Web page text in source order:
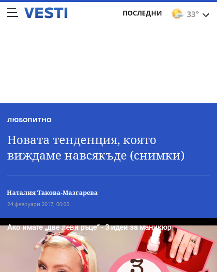
33°
ПОСЛЕДНИ
ЛЮБОПИТНО
Новата тенденция, която
виждаме навсякъде (снимки)
Наталия Такова-Мазгарева
24 февруари 2017, 06:05